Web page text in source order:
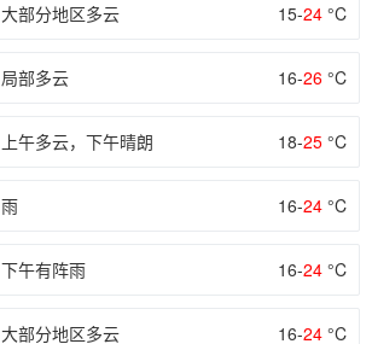
大部分地区多云 15-24 °C
局部多云 16-26 °C
上午多云，下午晴朗 18-25 °C
雨 16-24 °C
下午有阵雨 16-24 °C
大部分地区多云 16-24 °C